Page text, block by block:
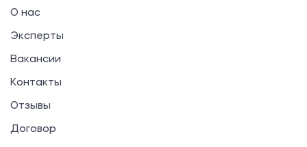
О нас
Эксперты
Вакансии
Контакты
Отзывы
Договор